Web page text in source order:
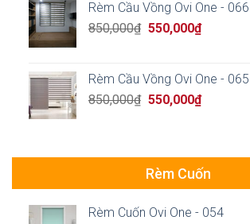
850,000₫.550,000₫.
Rèm Cầu Vồng Ovi One - 066
850,000₫ Original
850,000₫.
550,000₫Current
550,000₫.
Rèm Cầu Vồng Ovi One - 065
850,000₫ Original
550,000₫Current
Rèm Cuốn
Rèm Cuốn Ovi One - 054